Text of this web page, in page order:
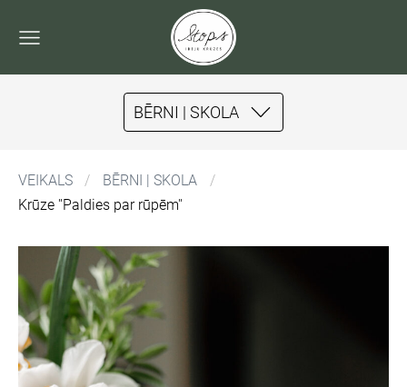
BĒRNI | SKOLA
VEIKALS
BĒRNI | SKOLA
Krūze ''Paldies par rūpēm''